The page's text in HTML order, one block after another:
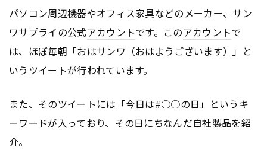
パソコン周辺機器やオフィス家具などのメーカー、サン
ワサプライの公式アカウントです。このアカウントで
は、ほぼ毎朝「おはサンワ（おはようございます）」と
いうツイートが行われています。
また、そのツイートには「今日は#○○の日」というキ
ーワードが入っており、その日にちなんだ自社製品を紹
介。